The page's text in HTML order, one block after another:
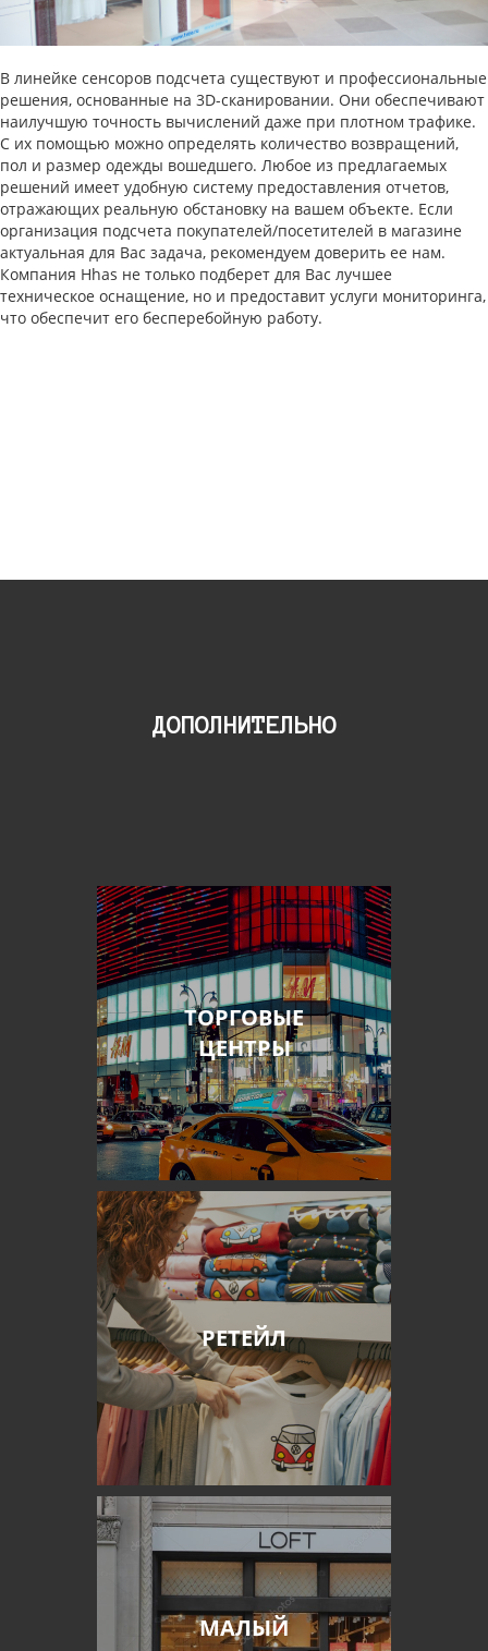
В линейке сенсоров подсчета существуют и профессиональные
решения, основанные на 3D-сканировании. Они обеспечивают
наилучшую точность вычислений даже при плотном трафике.
С их помощью можно определять количество возвращений,
пол и размер одежды вошедшего. Любое из предлагаемых
решений имеет удобную систему предоставления отчетов,
отражающих реальную обстановку на вашем объекте. Если
организация подсчета покупателей/посетителей в магазине
актуальная для Вас задача, рекомендуем доверить ее нам.
Компания Hhas не только подберет для Вас лучшее
техническое оснащение, но и предоставит услуги мониторинга,
что обеспечит его бесперебойную работу.
ДОПОЛНИТЕЛЬНО
ТОРГОВЫЕ
ЦЕНТРЫ
РЕТЕЙЛ
МАЛЫЙ